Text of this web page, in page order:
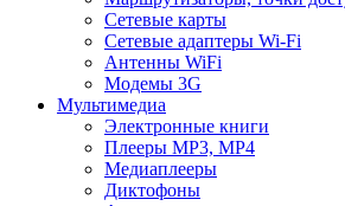
Сетевые карты
Сетевые адаптеры Wi-Fi
Антенны WiFi
Модемы 3G
Мультимедиа
Электронные книги
Плееры MP3, MP4
Медиаплееры
Диктофоны